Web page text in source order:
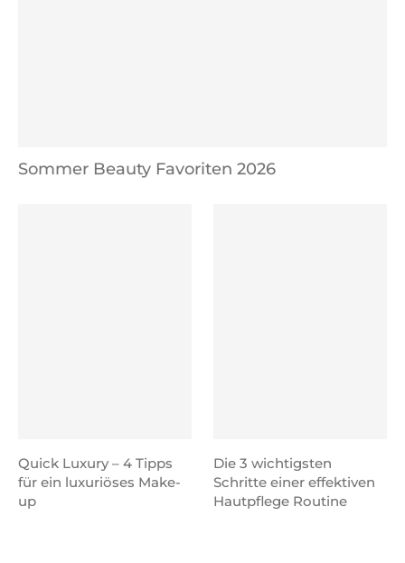
Sommer Beauty Favoriten 2026
Quick Luxury – 4 Tipps
für ein luxuriöses Make-
up
Die 3 wichtigsten
Schritte einer effektiven
Hautpflege Routine